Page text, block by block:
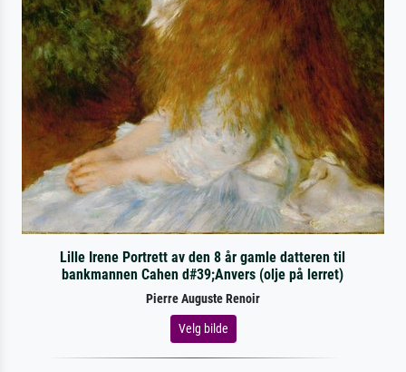
Lille Irene Portrett av den 8 år gamle datteren til
bankmannen Cahen d#39;Anvers (olje på lerret)
Pierre Auguste Renoir
Velg bilde